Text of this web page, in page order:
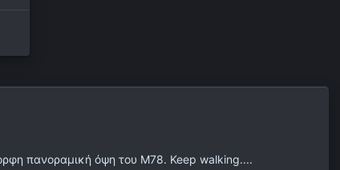
πανοραμική όψη του Μ78. Keep walking....